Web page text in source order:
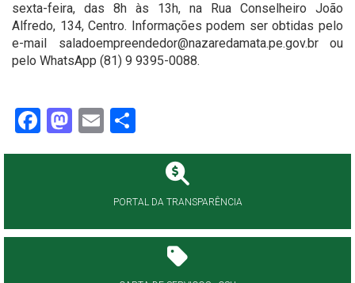
sexta-feira, das 8h às 13h, na Rua Conselheiro João
Alfredo, 134, Centro. Informações podem ser obtidas pelo
e-mail saladoempreendedor@nazaredamata.pe.gov.br ou
pelo WhatsApp (81) 9 9395-0088.
Facebook
Mastodon
Email
PORTAL DA TRANSPARÊNCIA